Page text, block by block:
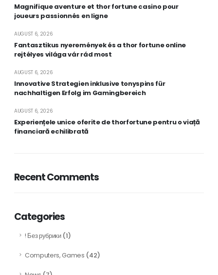
Magnifique aventure et thor fortune casino pour
joueurs passionnés en ligne
Fantasztikus nyeremények és a thor fortune online
rejtélyes világa vár rád most
AUGUST 6, 2026
Innovative Strategien inklusive tonyspins für
nachhaltigen Erfolg im Gamingbereich
AUGUST 6, 2026
Experiențele unice oferite de thorfortune pentru o viață
financiară echilibrată
AUGUST 6, 2026
Recent Comments
Categories
! Без рубрики(1)
Computers, Games (42)